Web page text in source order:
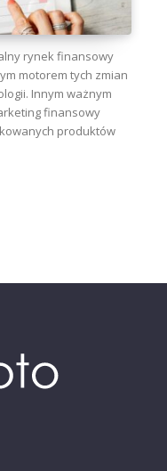
rynek finansowy
motorem tych zmian
Innym ważnym
finansowy
produktów